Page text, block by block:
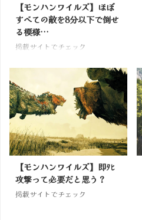
【モンハンワイルズ】ほぼ
すべての敵を8分以下で倒せ
る模様…
掲載サイトでチェック
【モンハンワイルズ】即ﾀﾋ
攻撃って必要だと思う？
掲載サイトでチェック